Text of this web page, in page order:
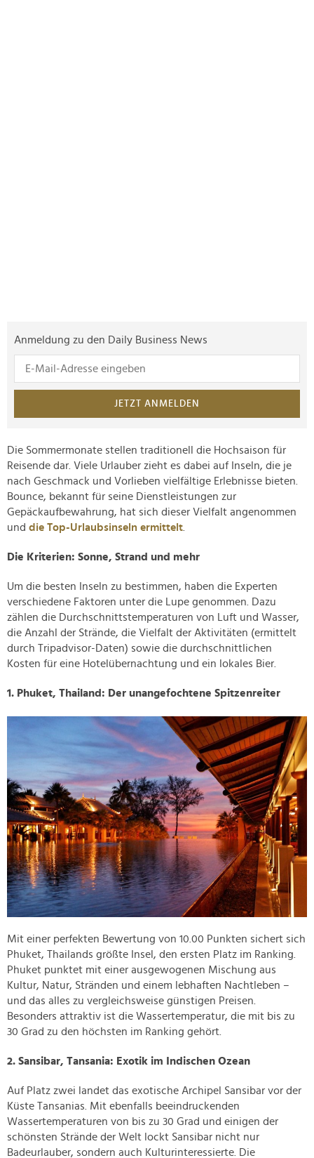
Anmeldung zu den Daily Business News
JETZT ANMELDEN
Die Sommermonate stellen traditionell die Hochsaison für
Reisende dar. Viele Urlauber zieht es dabei auf Inseln, die je
nach Geschmack und Vorlieben vielfältige Erlebnisse bieten.
Bounce, bekannt für seine Dienstleistungen zur
Gepäckaufbewahrung, hat sich dieser Vielfalt angenommen
und die Top-Urlaubsinseln ermittelt
Die Kriterien: Sonne, Strand und mehr
Um die besten Inseln zu bestimmen, haben die Experten
verschiedene Faktoren unter die Lupe genommen. Dazu
zählen die Durchschnittstemperaturen von Luft und Wasser,
die Anzahl der Strände, die Vielfalt der Aktivitäten (ermittelt
durch Tripadvisor-Daten) sowie die durchschnittlichen
Kosten für eine Hotelübernachtung und ein lokales Bier.
1. Phuket, Thailand: Der unangefochtene Spitzenreiter
Mit einer perfekten Bewertung von 10.00 Punkten sichert sich
Phuket, Thailands größte Insel, den ersten Platz im Ranking.
Phuket punktet mit einer ausgewogenen Mischung aus
Kultur, Natur, Stränden und einem lebhaften Nachtleben –
und das alles zu vergleichsweise günstigen Preisen.
Besonders attraktiv ist die Wassertemperatur, die mit bis zu
30 Grad zu den höchsten im Ranking gehört.
2. Sansibar, Tansania: Exotik im Indischen Ozean
Auf Platz zwei landet das exotische Archipel Sansibar vor der
Küste Tansanias. Mit ebenfalls beeindruckenden
Wassertemperaturen von bis zu 30 Grad und einigen der
schönsten Strände der Welt lockt Sansibar nicht nur
Badeurlauber, sondern auch Kulturinteressierte. Die